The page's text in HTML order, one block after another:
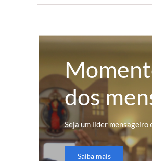
dos
Seja um líder mensageiro
Saiba mais